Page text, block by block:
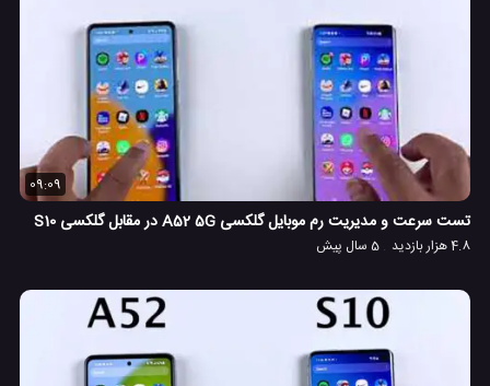
09:09
تست سرعت و مدیریت رم موبایل گلکسی A52 5G در مقابل گلکسی S10
4.8 هزار بازدید 5 سال پیش